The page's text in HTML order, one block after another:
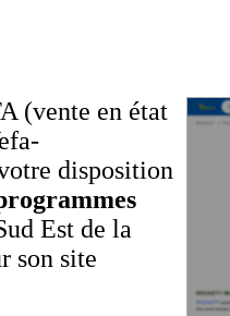
(vente en état
disposition
Est de la
son site